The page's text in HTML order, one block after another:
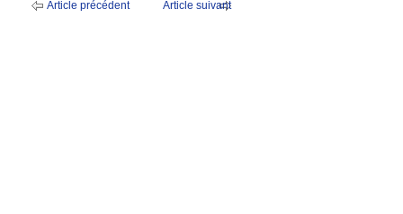
Article précédent Article suivant